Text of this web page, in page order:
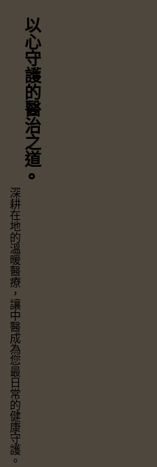
以心守護
的醫治之道
⚬
深耕在地的溫暖醫療，
讓中醫成為您最日常的健康守護。